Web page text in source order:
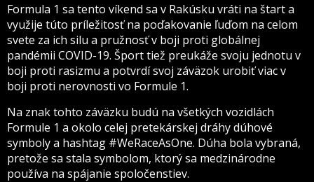
Formula 1 sa tento víkend sa v Rakúsku vráti na štart a
využije túto príležitosť na poďakovanie ľuďom na celom
svete za ich silu a pružnosť v boji proti globálnej
pandémii COVID-19. Šport tiež preukáže svoju jednotu v
boji proti rasizmu a potvrdí svoj záväzok urobiť viac v
boji proti nerovnosti vo Formule 1.
Na znak tohto záväzku budú na všetkých vozidlách
Formule 1 a okolo celej pretekárskej dráhy dúhové
symboly a hashtag #WeRaceAsOne. Dúha bola vybraná,
pretože sa stala symbolom, ktorý sa medzinárodne
používa na spájanie spoločenstiev.